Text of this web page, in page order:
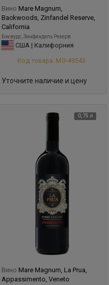
Вино Mare Magnum,
Backwoods, Zinfandel Reserve,
California
Бэквудс, Зинфандель Резерв
США | Калифорния
Код товара: МЭ-49543
Уточните наличие и цену
0,75 л
Вино Mare Magnum, La Prua,
Appassimento, Veneto